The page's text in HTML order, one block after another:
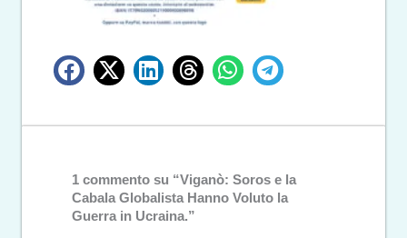
1 commento su “Viganò: Soros e la
Cabala Globalista Hanno Voluto la
Guerra in Ucraina.”